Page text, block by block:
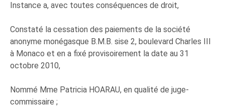
Instance a, avec toutes conséquences de droit,
Constaté la cessation des paiements de la société
anonyme monégasque B.M.B. sise 2, boulevard Charles III
à Monaco et en a fixé provisoirement la date au 31
octobre 2010,
Nommé Mme Patricia HOARAU, en qualité de juge-
commissaire ;